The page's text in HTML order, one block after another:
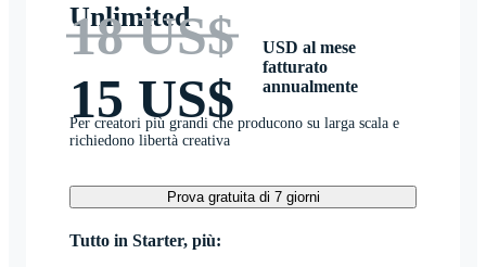
Unlimited
18 US$
15 US$
USD al mese
fatturato
annualmente
Per creatori più grandi che producono su larga scala e
richiedono libertà creativa
Prova gratuita di 7 giorni
Tutto in Starter, più: